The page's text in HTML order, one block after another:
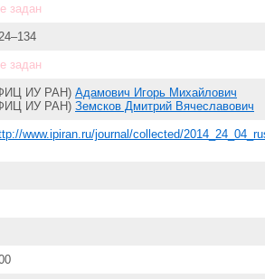
задан
задан
ИУ РАН) Адамович Игорь Михайлович
ИУ РАН) Земсков Дмитрий Вячеславович
www.ipiran.ru/journal/collected/